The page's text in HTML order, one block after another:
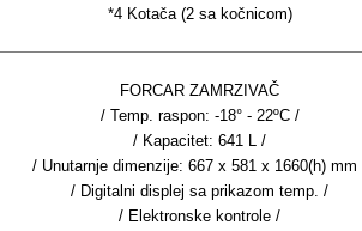
*4 Kotača (2 sa kočnicom)
FORCAR ZAMRZIVAČ
/ Temp. raspon: -18° - 22ºC /
/ Kapacitet: 641 L /
/ Unutarnje dimenzije: 667 x 581 x 1660(h) mm
/ Digitalni displej sa prikazom temp. /
/ Elektronske kontrole /